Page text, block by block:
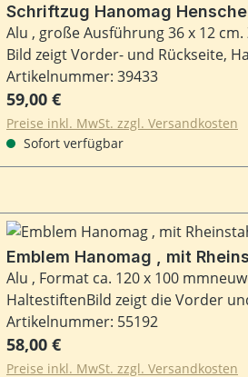
Schriftzug Hanomag
Alu , große Ausführung 36 x 12
Bild zeigt Vorder- und Rückseite,
Artikelnummer: 39433
Regulärer Preis:
59,00 €
Preise inkl. MwSt. zzgl. Versandkosten
Sofort verfügbar
Emblem Hanomag , mit
Alu , Format ca. 120 x 100
HaltestiftenBild zeigt die Vorder
Artikelnummer: 55192
Regulärer Preis:
58,00 €
Preise inkl. MwSt. zzgl. Versandkosten